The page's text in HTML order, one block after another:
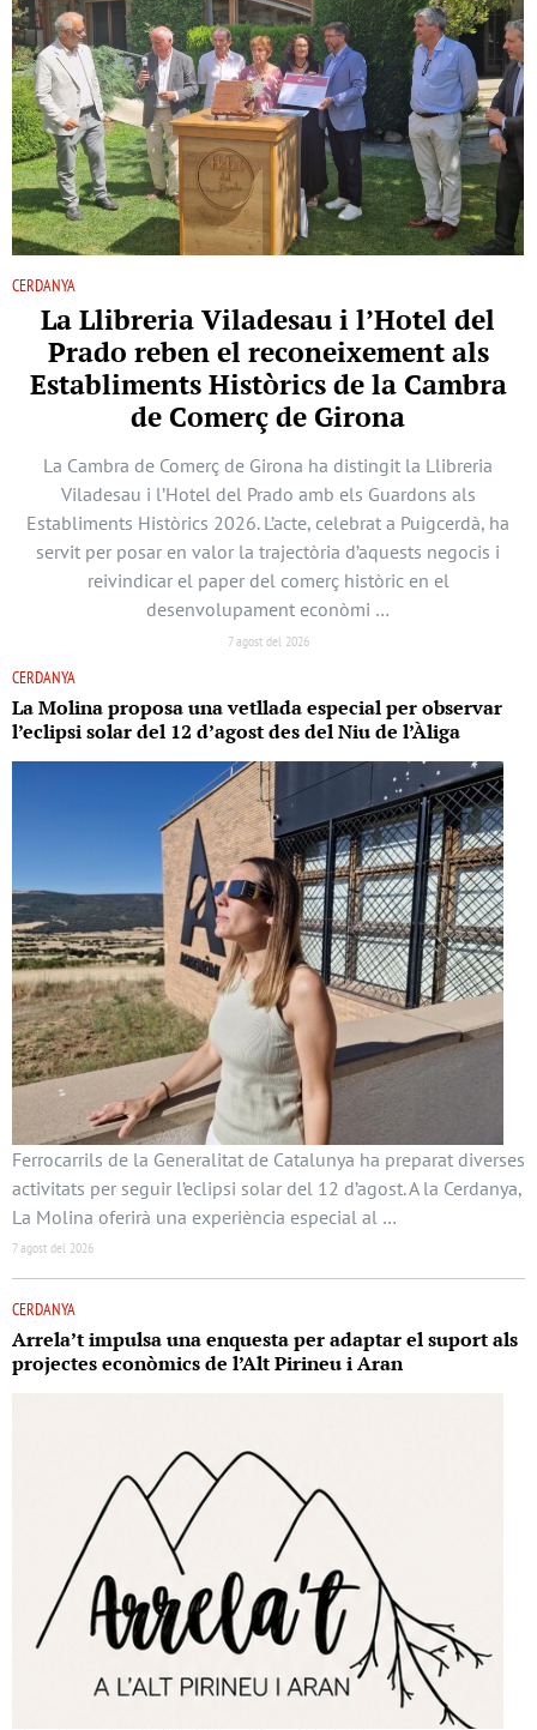
CERDANYA
La Llibreria Viladesau i l’Hotel del
Prado reben el reconeixement als
Establiments Històrics de la Cambra
de Comerç de Girona
La Cambra de Comerç de Girona ha distingit la Llibreria
Viladesau i l’Hotel del Prado amb els Guardons als
Establiments Històrics 2026. L’acte, celebrat a Puigcerdà, ha
servit per posar en valor la trajectòria d’aquests negocis i
reivindicar el paper del comerç històric en el
desenvolupament econòmi …
7 agost del 2026
CERDANYA
La Molina proposa una vetllada especial per observar
l’eclipsi solar del 12 d’agost des del Niu de l’Àliga
Ferrocarrils de la Generalitat de Catalunya ha preparat diverses
activitats per seguir l’eclipsi solar del 12 d’agost. A la Cerdanya,
La Molina oferirà una experiència especial al …
7 agost del 2026
CERDANYA
Arrela’t impulsa una enquesta per adaptar el suport als
projectes econòmics de l’Alt Pirineu i Aran